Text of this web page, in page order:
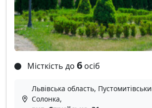
Місткість до 6 осіб
Львівська область,
Солонка,